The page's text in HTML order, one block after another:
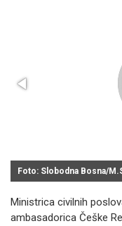
Foto: Slobodna Bosna/
Ministrica civilnih
ambasadorica Češke